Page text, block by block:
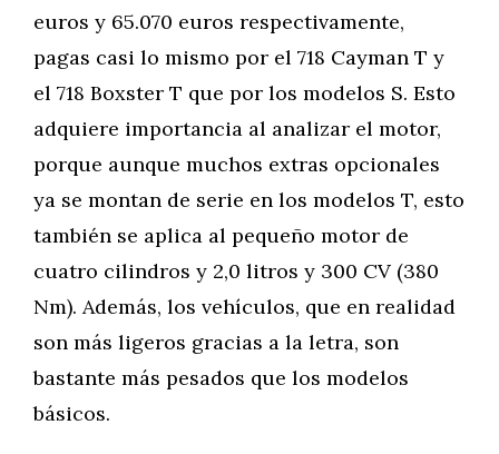
euros y 65.070 euros respectivamente,
pagas casi lo mismo por el 718 Cayman T y
el 718 Boxster T que por los modelos S. Esto
adquiere importancia al analizar el motor,
porque aunque muchos extras opcionales
ya se montan de serie en los modelos T, esto
también se aplica al pequeño motor de
cuatro cilindros y 2,0 litros y 300 CV (380
Nm). Además, los vehículos, que en realidad
son más ligeros gracias a la letra, son
bastante más pesados que los modelos
básicos.